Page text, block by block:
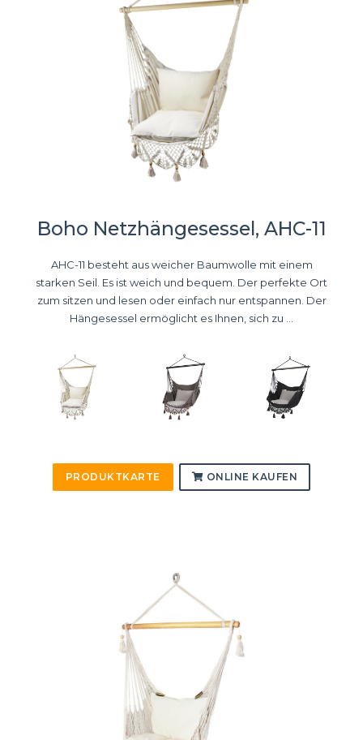
Boho Netzhängesessel, AHC-11
AHC-11 besteht aus weicher Baumwolle mit einem
starken Seil. Es ist weich und bequem. Der perfekte Ort
zum sitzen und lesen oder einfach nur entspannen. Der
Hängesessel ermöglicht es Ihnen, sich zu ...
PRODUKTKARTE ONLINE KAUFEN